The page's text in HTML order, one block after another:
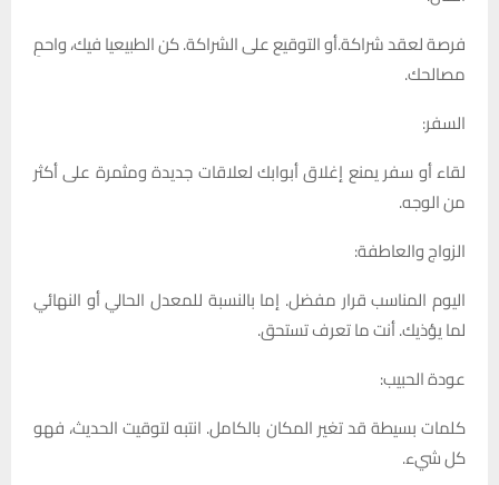
فرصة لعقد شراكة.أو التوقيع على الشراكة. كن الطبيعيا فيك، واحمِ
مصالحك.
السفر:
لقاء أو سفر يمنع إغلاق أبوابك لعلاقات جديدة ومثمرة على أكثر
من الوجه.
الزواج والعاطفة:
اليوم المناسب قرار مفضل. إما بالنسبة للمعدل الحالي أو النهائي
لما يؤذيك. أنت ما تعرف تستحق.
عودة الحبيب:
كلمات بسيطة قد تغير المكان بالكامل. انتبه لتوقيت الحديث، فهو
كل شيء.